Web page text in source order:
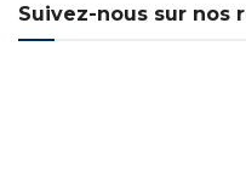
Suivez-nous sur nos